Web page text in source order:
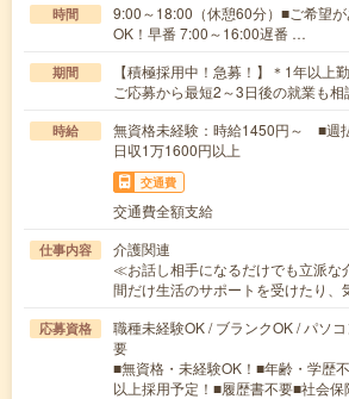
時間
9:00～18:00（休憩60分）■ご希望
OK！早番 7:00～16:00遅番 …
期間
【積極採用中！急募！】＊1年以上
ご応募から最短2～3日後の就業も相
時給
無資格未経験：時給1450円～ ■
日収1万1600円以上
交通費
交通費全額支給
仕事内容
介護関連
≪お話し相手になるだけでも立派
間だけ生活のサポートを受けたり
応募資格
職種未経験OK / ブランクOK / パソ
要
■無資格・未経験OK！■年齢・学歴
以上採用予定！■履歴書不要■社会